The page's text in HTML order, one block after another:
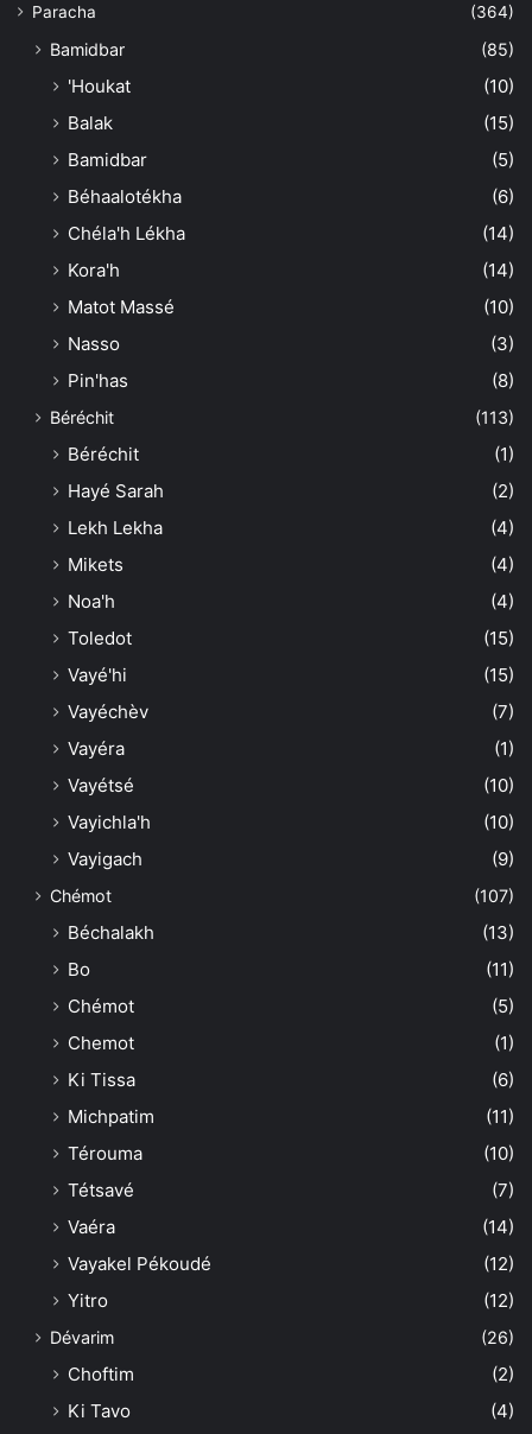
Paracha
(364)
Bamidbar (85)
'Houkat
(10)
Balak
(15)
Bamidbar
(5)
Béhaalotékha
(6)
Chéla'h Lékha
(14)
Kora'h
(14)
Matot Massé
(10)
Nasso
(3)
Pin'has
(8)
Béréchit (113)
Béréchit
(1)
Hayé Sarah
(2)
Lekh Lekha
(4)
Mikets
(4)
Noa'h
(4)
Toledot
(15)
Vayé'hi
(15)
Vayéchèv
(7)
Vayéra
(1)
Vayétsé
(10)
Vayichla'h
(10)
Vayigach
(9)
Chémot (107)
Béchalakh
(13)
Bo
(11)
Chémot
(5)
Chemot
(1)
Ki Tissa
(6)
Michpatim
(11)
Térouma
(10)
Tétsavé
(7)
Vaéra
(14)
Vayakel Pékoudé
(12)
Yitro
(12)
Dévarim (26)
Choftim
(2)
Ki Tavo
(4)